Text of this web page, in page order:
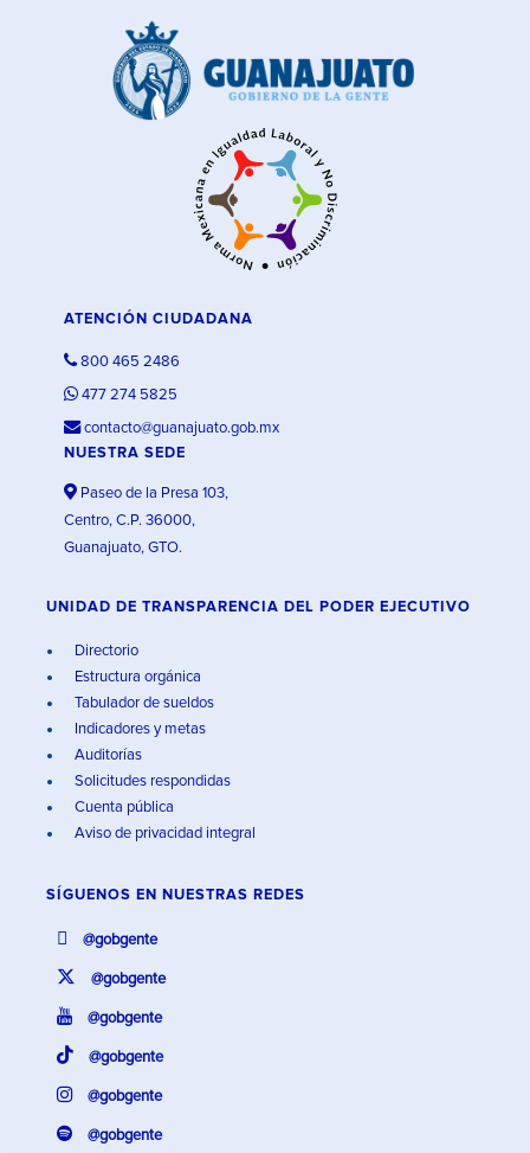
ATENCIÓN CIUDADANA
800 465 2486
477 274 5825
contacto@guanajuato.gob.mx
NUESTRA SEDE
Paseo de la Presa 103,
Centro, C.P. 36000,
Guanajuato, GTO.
UNIDAD DE TRANSPARENCIA DEL PODER EJECUTIVO
Directorio
Estructura orgánica
Tabulador de sueldos
Indicadores y metas
Auditorías
Solicitudes respondidas
Cuenta pública
Aviso de privacidad integral
SÍGUENOS EN NUESTRAS REDES
@gobgente
@gobgente
@gobgente
@gobgente
@gobgente
@gobgente